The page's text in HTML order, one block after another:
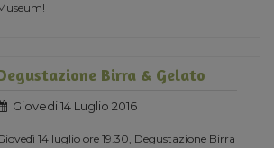
Birra & Gelato
Giovedi 14 Luglio 2016
14 luglio ore 19.30, Degustazione Birra